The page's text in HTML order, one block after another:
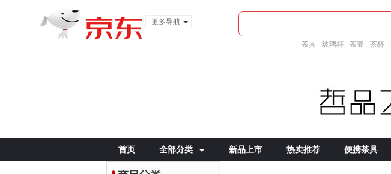
更多导航
茶具 玻璃杯 茶壶 茶杯
首页 全部分类 新品上市 热卖推荐 便携茶具